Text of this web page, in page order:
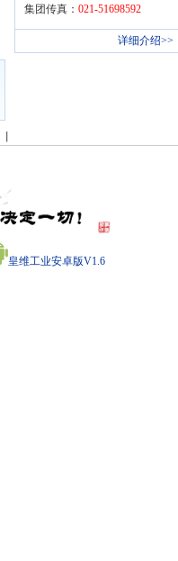
集团传真： 021-51698592
详细介绍>>
皇维工业安卓版V1.6